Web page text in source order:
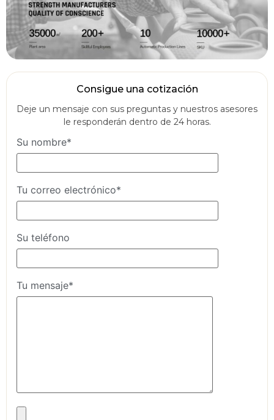
Consigue una cotización
Deje un mensaje con sus preguntas y nuestros asesores
le responderán dentro de 24 horas.
Su nombre*
Tu correo electrónico*
Su teléfono
Tu mensaje*